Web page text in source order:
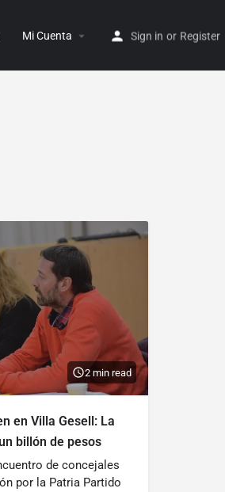
Mi Cuenta Sign in or Register
2 min read
en Villa Gesell: La
billón de pesos
de concejales
por la Patria Partido